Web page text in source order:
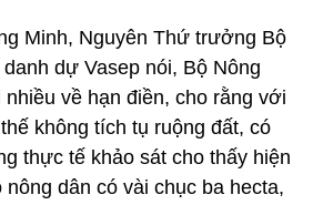
Minh, Nguyên Thứ trưởng Bộ
dự Vasep nói, Bộ Nông
nhiều về hạn điền, cho rằng với
không tích tụ ruộng đất, có
thực tế khảo sát cho thấy hiện
nông dân có vài chục ba hecta,